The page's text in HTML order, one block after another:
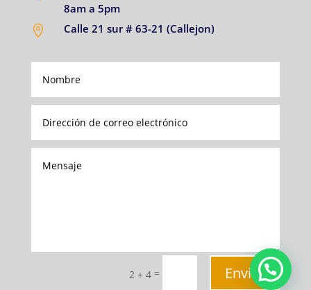
8am a 5pm

Calle 21 sur # 63-21 (Callejon)
2 + 4 = Enviar